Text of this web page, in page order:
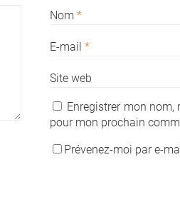
Nom *
E-mail *
Site web
Enregistrer mon
pour mon prochain
Prévenez-moi par e-